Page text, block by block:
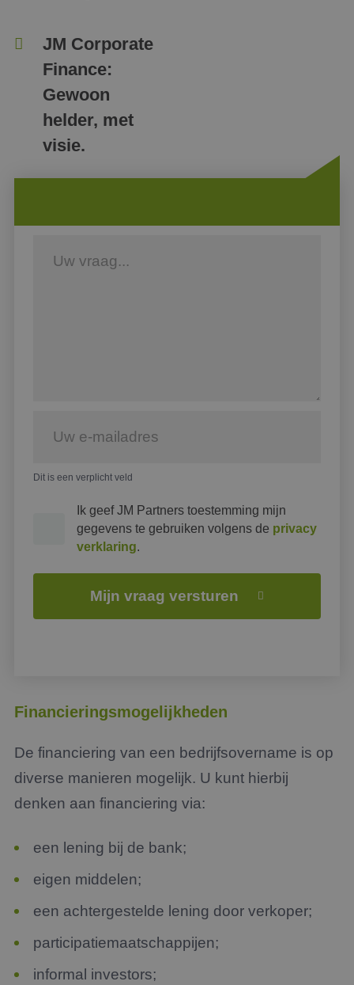
JM Corporate
Finance:
Gewoon
helder, met
visie.
Dit is een verplicht veld
Ik geef JM Partners toestemming mijn
gegevens te gebruiken volgens de privacy
verklaring.
Mijn vraag versturen
Financieringsmogelijkheden
De financiering van een bedrijfsovername is op
diverse manieren mogelijk. U kunt hierbij
denken aan financiering via:
een lening bij de bank;
eigen middelen;
een achtergestelde lening door verkoper;
participatiemaatschappijen;
informal investors;